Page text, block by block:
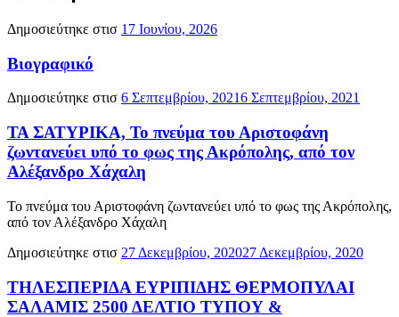
Δημοσιεύτηκε στισ 17 Ιουνίου, 2026
Βιογραφικό
Δημοσιεύτηκε στισ 6 Σεπτεμβρίου, 20216 Σεπτεμβρίου, 2021
ΤΑ ΣΑΤΥΡΙΚΑ, Το πνεύμα του Αριστοφάνη
ζωντανεύει υπό το φως της Ακρόπολης, από τον
Αλέξανδρο Χάχαλη
Το πνεύμα του Αριστοφάνη ζωντανεύει υπό το φως της Ακρόπολης,
από τον Αλέξανδρο Χάχαλη
Δημοσιεύτηκε στισ 27 Δεκεμβρίου, 202027 Δεκεμβρίου, 2020
ΤΗΛΕΣΠΕΡΙΔΑ ΕΥΡΙΠΙΔΗΣ ΘΕΡΜΟΠΥΛΑΙ
ΣΑΛΑΜΙΣ 2500 ΔΕΛΤΙΟ ΤΥΠΟΥ &